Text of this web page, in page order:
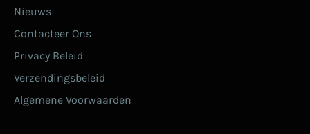
Nieuws
Contacteer Ons
Privacy Beleid
Verzendingsbeleid
Algemene Voorwaarden